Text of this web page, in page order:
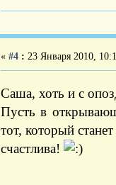
« #4 : 23 Января 2010,
Саша, хоть и с
Пусть в
тот, который
счастлива!